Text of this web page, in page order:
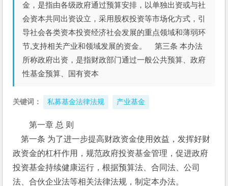
金，是指由各级政府通过预算安排，以单独出资或与社
会资本共同出资设立，采用股权投资等市场化方式，引
导社会各类资本投资经济社会发展的重点领域和薄弱环
节,支持相关产业和领域发展的资金。 第三条 本办法
所称政府出资，是指财政部门通过一般公共预算、政府
性基金预算、国有资本
关键词： 私募基金法律法规 产业基金
第一章 总 则
第一条 为了进一步提高财政资金使用效益，发挥好财
政资金的杠杆作用，规范政府投资基金管理，促进政府
投资基金持续健康运行，根据预算法、合同法、公司
法、合伙企业法等相关法律法规，制定本办法。